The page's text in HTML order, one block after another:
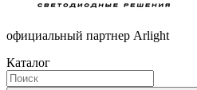
официальный партнер Arlight
Каталог